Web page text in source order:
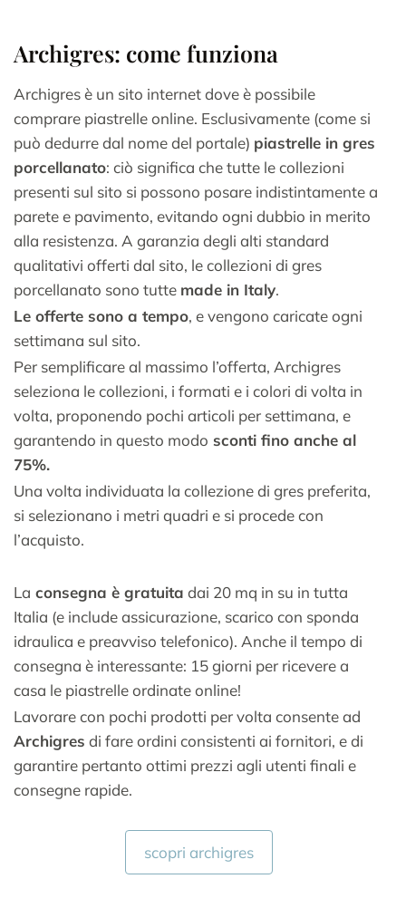
Archigres: come funziona
Archigres è un sito internet dove è possibile
comprare piastrelle online. Esclusivamente (come si
può dedurre dal nome del portale) piastrelle in gres
porcellanato: ciò significa che tutte le collezioni
presenti sul sito si possono posare indistintamente a
parete e pavimento, evitando ogni dubbio in merito
alla resistenza. A garanzia degli alti standard
qualitativi offerti dal sito, le collezioni di gres
porcellanato sono tutte made in Italy.
Le offerte sono a tempo, e vengono caricate ogni
settimana sul sito.
Per semplificare al massimo l’offerta, Archigres
seleziona le collezioni, i formati e i colori di volta in
volta, proponendo pochi articoli per settimana, e
garantendo in questo modo sconti fino anche al
75%.
Una volta individuata la collezione di gres preferita,
si selezionano i metri quadri e si procede con
l’acquisto.
La consegna è gratuita dai 20 mq in su in tutta
Italia (e include assicurazione, scarico con sponda
idraulica e preavviso telefonico). Anche il tempo di
consegna è interessante: 15 giorni per ricevere a
casa le piastrelle ordinate online!
Lavorare con pochi prodotti per volta consente ad
Archigres di fare ordini consistenti ai fornitori, e di
garantire pertanto ottimi prezzi agli utenti finali e
consegne rapide.
scopri archigres